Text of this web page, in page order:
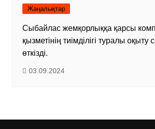
Жаңалықтар
Сыбайлас жемқорлыққа қарсы
қызметінің тиімділігі туралы
өткізді.
03.09.2024